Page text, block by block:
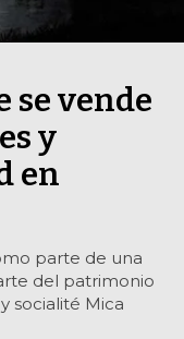
se vende
y
en
parte de una
del patrimonio
socialité Mica